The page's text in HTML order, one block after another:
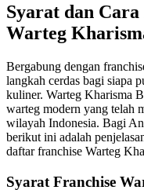
Syarat dan
Warteg
Bergabung dengan
langkah cerdas bagi siapa
kuliner. Warteg Kharisma
warteg modern yang telah
wilayah Indonesia. Bagi
berikut ini adalah
daftar franchise Warteg
Syarat Franchise